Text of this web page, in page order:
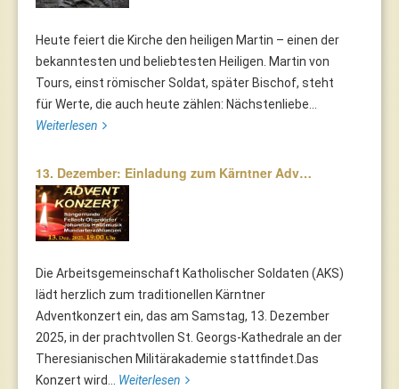
Heute feiert die Kirche den heiligen Martin – einen der
bekanntesten und beliebtesten Heiligen. Martin von
Tours, einst römischer Soldat, später Bischof, steht
für Werte, die auch heute zählen: Nächstenliebe...
Weiterlesen
13. Dezember: Einladung zum Kärntner Adv…
Die Arbeitsgemeinschaft Katholischer Soldaten (AKS)
lädt herzlich zum traditionellen Kärntner
Adventkonzert ein, das am Samstag, 13. Dezember
2025, in der prachtvollen St. Georgs-Kathedrale an der
Theresianischen Militärakademie stattfindet.Das
Konzert wird... Weiterlesen